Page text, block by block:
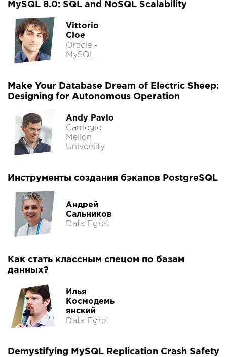
MySQL 8.0: SQL and NoSQL Scalability
Vittorio
Cioe
Oracle -
MySQL
Make Your Database Dream of Electric Sheep:
Designing for Autonomous Operation
Andy Pavlo
Carnegie
Mellon
University
Инструменты создания бэкапов PostgreSQL
Андрей
Сальников
Data Egret
Как стать классным спецом по базам
данных?
Илья
Космодемь
янский
Data Egret
Demystifying MySQL Replication Crash Safety